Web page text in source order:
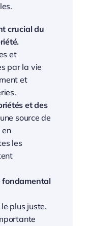
crucial du
et
par la vie
et
et des
source de
en
les
fondamental
plus juste.